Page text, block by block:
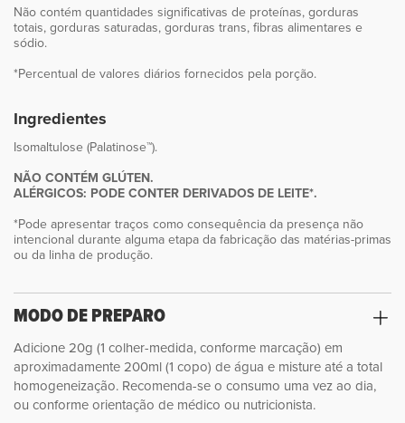
Não contém quantidades significativas de proteínas, gorduras
totais, gorduras saturadas, gorduras trans, fibras alimentares e
sódio.
*Percentual de valores diários fornecidos pela porção.
Ingredientes
Isomaltulose (Palatinose™).
NÃO CONTÉM GLÚTEN.
ALÉRGICOS: PODE CONTER DERIVADOS DE LEITE*.
*Pode apresentar traços como consequência da presença não
intencional durante alguma etapa da fabricação das matérias-primas
ou da linha de produção.
MODO DE PREPARO
Adicione 20g (1 colher-medida, conforme marcação) em
aproximadamente 200ml (1 copo) de água e misture até a total
homogeneização. Recomenda-se o consumo uma vez ao dia,
ou conforme orientação de médico ou nutricionista.